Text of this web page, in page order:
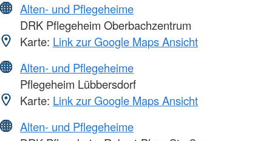
Alten- und Pflegeheime
DRK Pflegeheim Oberbachzentrum
Karte: Link zur Google Maps Ansicht
Alten- und Pflegeheime
Pflegeheim Lübbersdorf
Karte: Link zur Google Maps Ansicht
Alten- und Pflegeheime